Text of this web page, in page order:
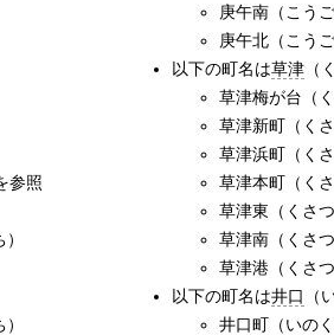
参照
庚午南（こう
庚午北（こうご
以下の町名は草津（
草津梅が台（
草津新町（く
草津浜町（く
草津本町（く
草津東（くさつ
草津南（くさつ
草津港（くさつ
以下の町名は井口
（
井口町（いの